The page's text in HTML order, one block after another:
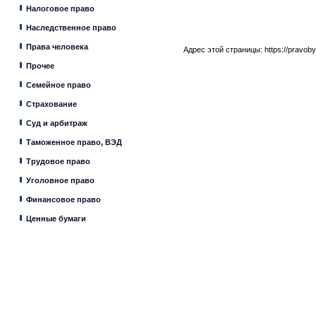
Налоговое право
Наследственное право
Права человека
Прочее
Семейное право
Страхование
Суд и арбитраж
Таможенное право, ВЭД
Трудовое право
Уголовное право
Финансовое право
Ценные бумаги
Адрес этой страницы: https://